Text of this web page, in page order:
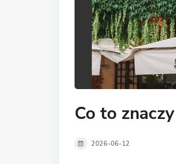
Co to
2026-06-12